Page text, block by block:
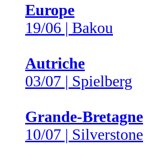
Europe
19/06 | Bakou
Autriche
03/07 | Spielberg
Grande-Bretagne
10/07 | Silverstone